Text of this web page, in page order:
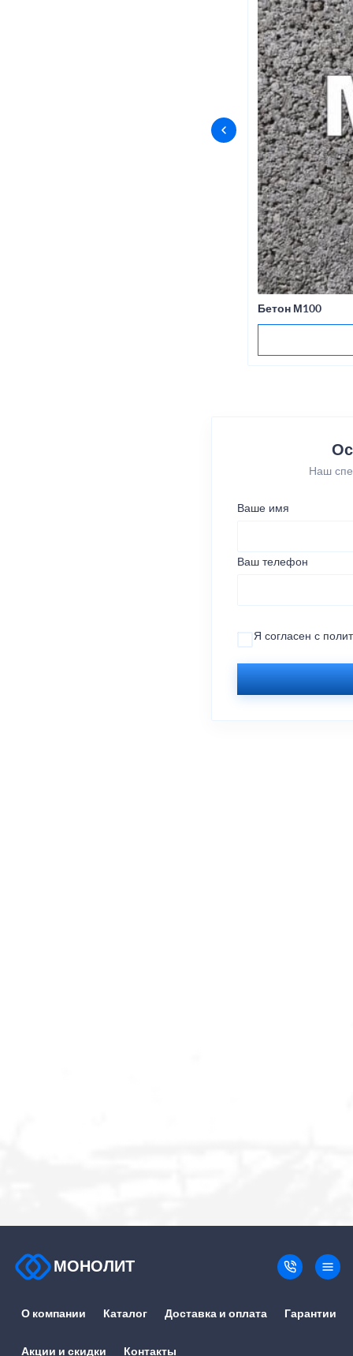
Бетон М100
Наш
Ваше имя
Ваш телефон
Я согласен с
МОНОЛИТ
О компании Каталог Доставка и оплата Гарантии
Акции и скидки Контакты